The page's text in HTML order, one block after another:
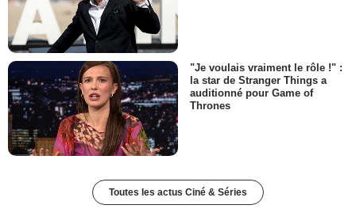
"Je voulais vraiment le rôle !" :
la star de Stranger Things a
auditionné pour Game of
Thrones
Toutes les actus Ciné & Séries